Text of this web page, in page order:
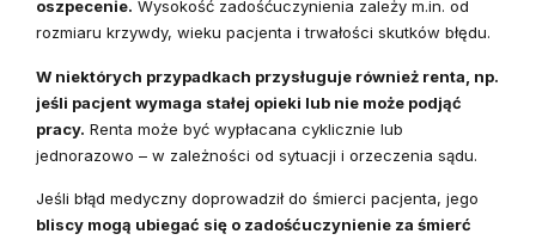
oszpecenie. Wysokość zadośćuczynienia zależy m.in. od
rozmiaru krzywdy, wieku pacjenta i trwałości skutków błędu.
W niektórych przypadkach przysługuje również renta, np.
jeśli pacjent wymaga stałej opieki lub nie może podjąć
pracy. Renta może być wypłacana cyklicznie lub
jednorazowo – w zależności od sytuacji i orzeczenia sądu.
Jeśli błąd medyczny doprowadził do śmierci pacjenta, jego
bliscy mogą ubiegać się o zadośćuczynienie za śmierć